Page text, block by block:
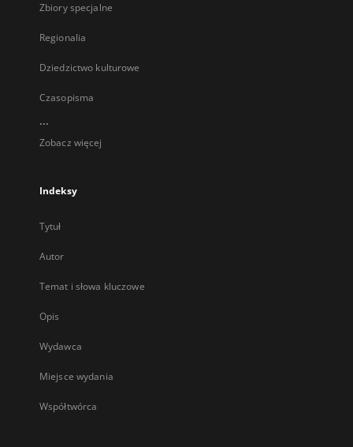
Zbiory specjalne
Regionalia
Dziedzictwo kulturowe
Czasopisma
...
Zobacz więcej
Indeksy
Tytuł
Autor
Temat i słowa kluczowe
Opis
Wydawca
Miejsce wydania
Współtwórca